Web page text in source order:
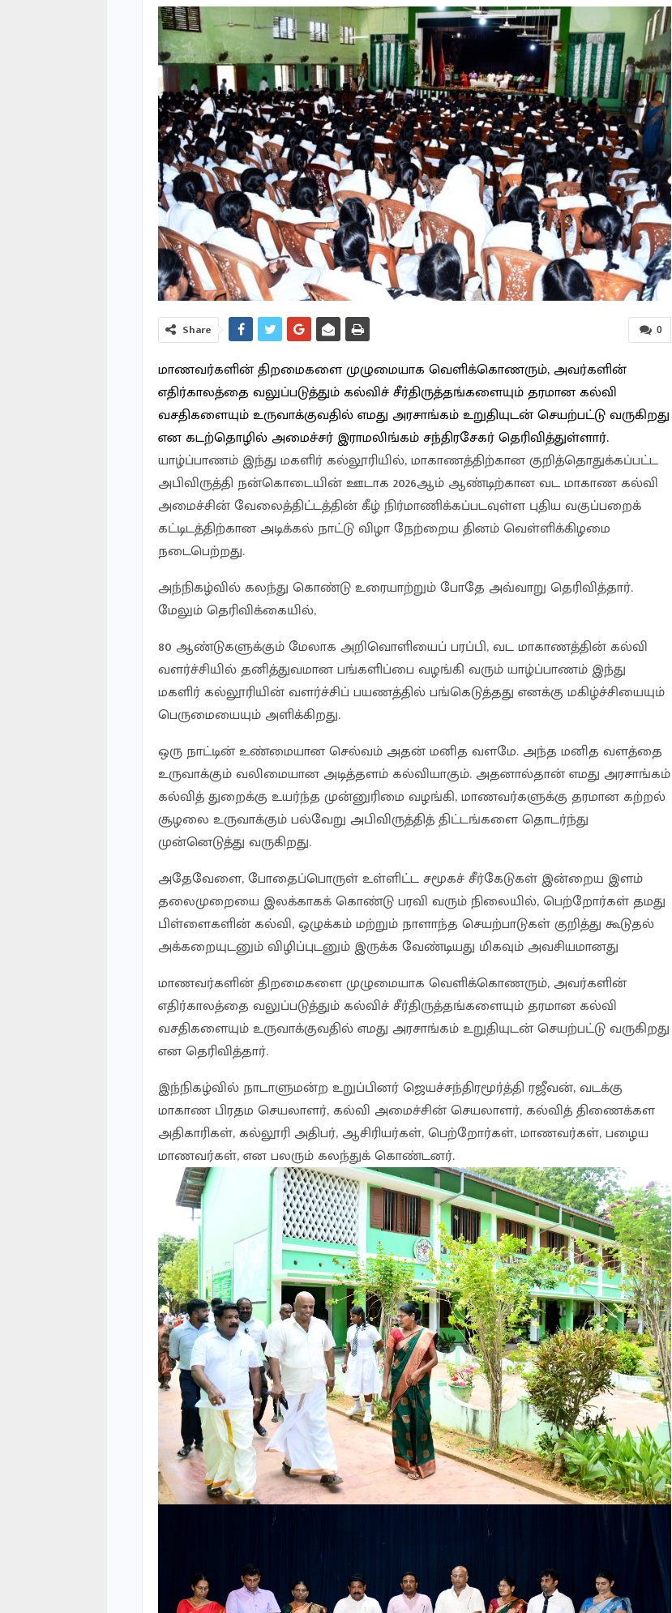
0
Share
மாணவர்களின் திறமைகளை முழுமையாக வெளிக்கொணரும், அவர்களின்
எதிர்காலத்தை வலுப்படுத்தும் கல்விச் சீர்திருத்தங்களையும் தரமான கல்வி
வசதிகளையும் உருவாக்குவதில் எமது அரசாங்கம் உறுதியுடன் செயற்பட்டு வருகிறது
என கடற்தொழில் அமைச்சர் இராமலிங்கம் சந்திரசேகர் தெரிவித்துள்ளார்.
யாழ்ப்பாணம் இந்து மகளிர் கல்லூரியில், மாகாணத்திற்கான குறித்தொதுக்கப்பட்ட
அபிவிருத்தி நன்கொடையின் ஊடாக 2026ஆம் ஆண்டிற்கான வட மாகாண கல்வி
அமைச்சின் வேலைத்திட்டத்தின் கீழ் நிர்மாணிக்கப்படவுள்ள புதிய வகுப்பறைக்
கட்டிடத்திற்கான அடிக்கல் நாட்டு விழா நேற்றைய தினம் வெள்ளிக்கிழமை
நடைபெற்றது.
அந்நிகழ்வில் கலந்து கொண்டு உரையாற்றும் போதே அவ்வாறு தெரிவித்தார்.
மேலும் தெரிவிக்கையில்,
80 ஆண்டுகளுக்கும் மேலாக அறிவொளியைப் பரப்பி, வட மாகாணத்தின் கல்வி
வளர்ச்சியில் தனித்துவமான பங்களிப்பை வழங்கி வரும் யாழ்ப்பாணம் இந்து
மகளிர் கல்லூரியின் வளர்ச்சிப் பயணத்தில் பங்கெடுத்தது எனக்கு மகிழ்ச்சியையும்
பெருமையையும் அளிக்கிறது.
ஒரு நாட்டின் உண்மையான செல்வம் அதன் மனித வளமே. அந்த மனித வளத்தை
உருவாக்கும் வலிமையான அடித்தளம் கல்வியாகும். அதனால்தான் எமது அரசாங்கம்
கல்வித் துறைக்கு உயர்ந்த முன்னுரிமை வழங்கி, மாணவர்களுக்கு தரமான கற்றல்
சூழலை உருவாக்கும் பல்வேறு அபிவிருத்தித் திட்டங்களை தொடர்ந்து
முன்னெடுத்து வருகிறது.
அதேவேளை, போதைப்பொருள் உள்ளிட்ட சமூகச் சீர்கேடுகள் இன்றைய இளம்
தலைமுறையை இலக்காகக் கொண்டு பரவி வரும் நிலையில், பெற்றோர்கள் தமது
பிள்ளைகளின் கல்வி, ஒழுக்கம் மற்றும் நாளாந்த செயற்பாடுகள் குறித்து கூடுதல்
அக்கறையுடனும் விழிப்புடனும் இருக்க வேண்டியது மிகவும் அவசியமானது
மாணவர்களின் திறமைகளை முழுமையாக வெளிக்கொணரும், அவர்களின்
எதிர்காலத்தை வலுப்படுத்தும் கல்விச் சீர்திருத்தங்களையும் தரமான கல்வி
வசதிகளையும் உருவாக்குவதில் எமது அரசாங்கம் உறுதியுடன் செயற்பட்டு வருகிறது
என தெரிவித்தார்.
இந்நிகழ்வில் நாடாளுமன்ற உறுப்பினர் ஜெயச்சந்திரமூர்த்தி ரஜீவன், வடக்கு
மாகாண பிரதம செயலாளர், கல்வி அமைச்சின் செயலாளர், கல்வித் திணைக்கள
அதிகாரிகள், கல்லூரி அதிபர், ஆசிரியர்கள், பெற்றோர்கள், மாணவர்கள், பழைய
மாணவர்கள், என பலரும் கலந்துக் கொண்டனர்.
இளைஞனின் வாழ்வை
பறித்த சம்பவம் ;
ஸ்தலத்திலேயே…
உயர்தரப் பரீட்சைக்கு
தோற்றவுள்ள
மாணவர்களுக்கான
முக்கிய அறிவித்தல்
வடக்கு மாகாணத்தின்
கல்வி வரலாற்றில் புதிய
அத்தியாயத்தை
மாணவர்கள்…
அமெரிக்காவில் பிறப்பு
அடிப்படையிலான
குடியுரிமைக்கு
கட்டுப்பாடு…